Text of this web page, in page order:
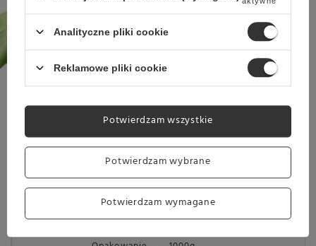
Marka LACAVA SPECIALTY COFFEE
Symbol
Nuty czekoladowe i
orzechowe
5/6
Nuty kwiatowe
1/6
Nuty owocowe
1/6
Nuty przypraw
2/6
Skład
100% Arabika
Rodzaj
Kawa ziarnista
Analityczne pliki cookie
Reklamowe pliki cookie
Potwierdzam wybrane
Potwierdzam wymagane
Potwierdzam wszystkie